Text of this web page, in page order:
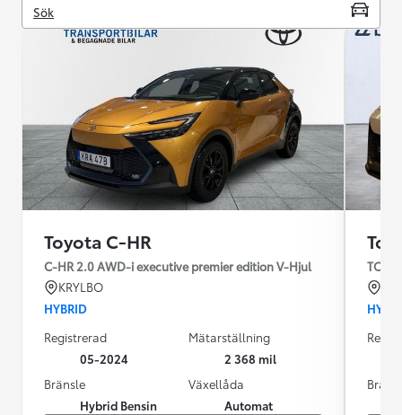
Sök
Toyota C-HR
C-HR 2.0 AWD-i executive premier edition V-Hjul
KRYLBO
HYBRID
Registrerad
05-2024
Mätarställning
2 368 mil
Bränsle
Hybrid Bensin
Växellåda
Automat